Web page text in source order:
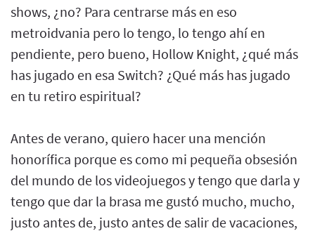
shows, ¿no? Para centrarse más en eso
metroidvania pero lo tengo, lo tengo ahí en
pendiente, pero bueno, Hollow Knight, ¿qué más
has jugado en esa Switch? ¿Qué más has jugado
en tu retiro espiritual?
Antes de verano, quiero hacer una mención
honorífica porque es como mi pequeña obsesión
del mundo de los videojuegos y tengo que darla y
tengo que dar la brasa me gustó mucho, mucho,
justo antes de, justo antes de salir de vacaciones,